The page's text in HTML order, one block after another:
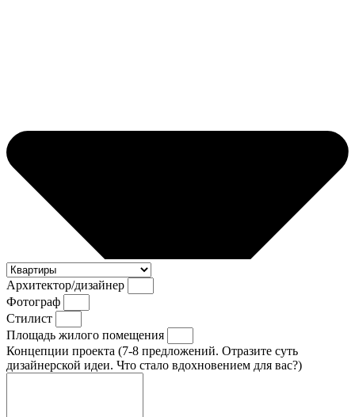
Архитектор/дизайнер
Фотограф
Стилист
Площадь жилого помещения
Концепции проекта (7-8 предложений. Отразите суть
дизайнерской идеи. Что стало вдохновением для вас?)